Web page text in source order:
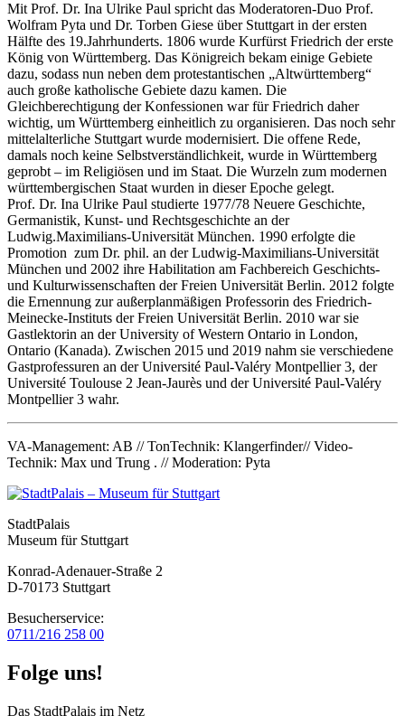
Mit Prof. Dr. Ina Ulrike Paul spricht das Moderatoren-Duo Prof.
Wolfram Pyta und Dr. Torben Giese über Stuttgart in der ersten
Hälfte des 19.Jahrhunderts. 1806 wurde Kurfürst Friedrich der erste
König von Württemberg. Das Königreich bekam einige Gebiete
dazu, sodass nun neben dem protestantischen „Altwürttemberg“
auch große katholische Gebiete dazu kamen. Die
Gleichberechtigung der Konfessionen war für Friedrich daher
wichtig, um Württemberg einheitlich zu organisieren. Das noch sehr
mittelalterliche Stuttgart wurde modernisiert. Die offene Rede,
damals noch keine Selbstverständlichkeit, wurde in Württemberg
geprobt – im Religiösen und im Staat. Die Wurzeln zum modernen
württembergischen Staat wurden in dieser Epoche gelegt.
Prof. Dr. Ina Ulrike Paul studierte 1977/78 Neuere Geschichte,
Germanistik, Kunst- und Rechtsgeschichte an der
Ludwig.Maximilians-Universität München. 1990 erfolgte die
Promotion zum Dr. phil. an der Ludwig-Maximilians-Universität
München und 2002 ihre Habilitation am Fachbereich Geschichts-
und Kulturwissenschaften der Freien Universität Berlin. 2012 folgte
die Ernennung zur außerplanmäßigen Professorin des Friedrich-
Meinecke-Instituts der Freien Universität Berlin. 2010 war sie
Gastlektorin an der University of Western Ontario in London,
Ontario (Kanada). Zwischen 2015 und 2019 nahm sie verschiedene
Gastprofessuren an der Université Paul-Valéry Montpellier 3, der
Université Toulouse 2 Jean-Jaurès und der Université Paul-Valéry
Montpellier 3 wahr.
VA-Management: AB // TonTechnik: Klangerfinder// Video-
Technik: Max und Trung . // Moderation: Pyta
StadtPalais
Museum für Stuttgart
Konrad-Adenauer-Straße 2
D-70173 Stuttgart
Besucherservice:
0711/216 258 00
Folge uns!
Das StadtPalais im Netz